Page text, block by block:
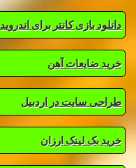
دانلود بازی کانتر برای اندروید
خرید ضایعات آهن
طراحی سایت در اردبیل
خرید بک لینک ارزان